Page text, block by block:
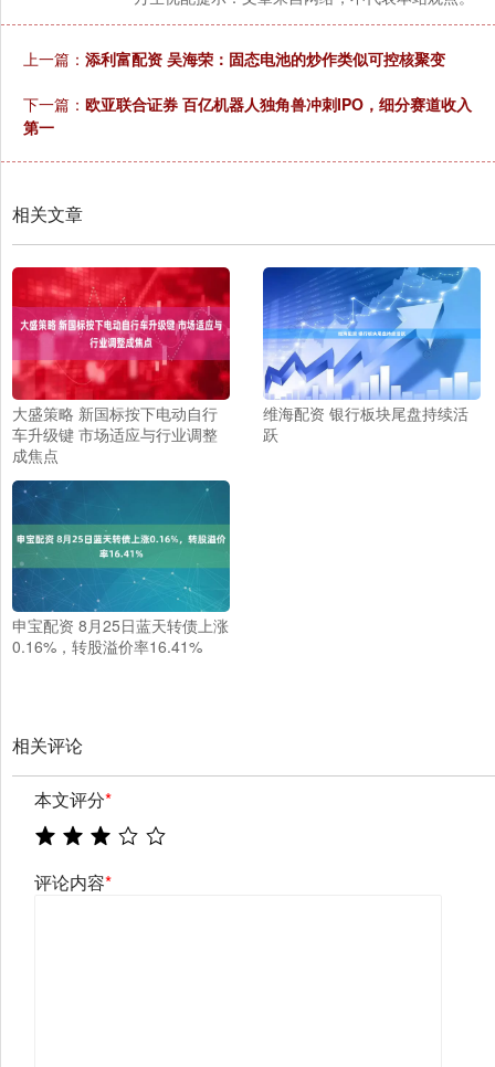
上一篇： 添利富配资 吴海荣：固态电池的炒作类似可控核聚变
下一篇： 欧亚联合证券 百亿机器人独角兽冲刺IPO，细分赛道收入
第一
相关文章
大盛策略 新国标按下电动自行
车升级键 市场适应与行业调整
成焦点
维海配资 银行板块尾盘持续活
跃
申宝配资 8月25日蓝天转债上涨
0.16%，转股溢价率16.41%
相关评论
本文评分*
评论内容*